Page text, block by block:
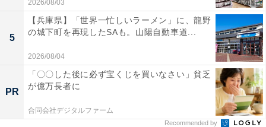
安心して洗濯ができます
ガラストップのデザインがとてもお洒落で汚れても
サッと拭くだけで綺麗になります
2026/08/03
5
【兵庫県】「世界一忙しいラーメン」に、龍野
の城下町を再現したSAも。山陽自動車道...
2026/08/04
PR
「〇〇した後に必ず宝くじを買いなさい」貧乏
が億万長者に
合同会社デジタルファーム
Recommended by